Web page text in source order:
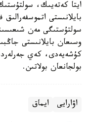
ايتا كەتەيىك،
بايلانىستى
سولتۇستىگى مەن
وسىعان بايلانىستى
كۇشەيەدى، كەي
بولجانعان بولاتىن.
اۋارايى ايماق